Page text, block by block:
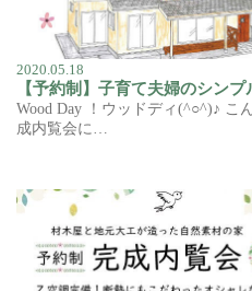
2020.05.18
Wood Day ！ウッドディ(^○^)♪ こ
成内覧会に…